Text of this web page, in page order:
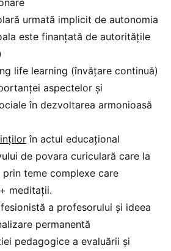
urmată implicit de autonomia
este finanțată de autoritățile
life learning (învățare continuă)
aspectelor și
în dezvoltarea armonioasă
în actul educațional
de povara curiculară care la
teme complexe care
meditații.
a profesorului și ideea
permanentă
pedagogice a evaluării și